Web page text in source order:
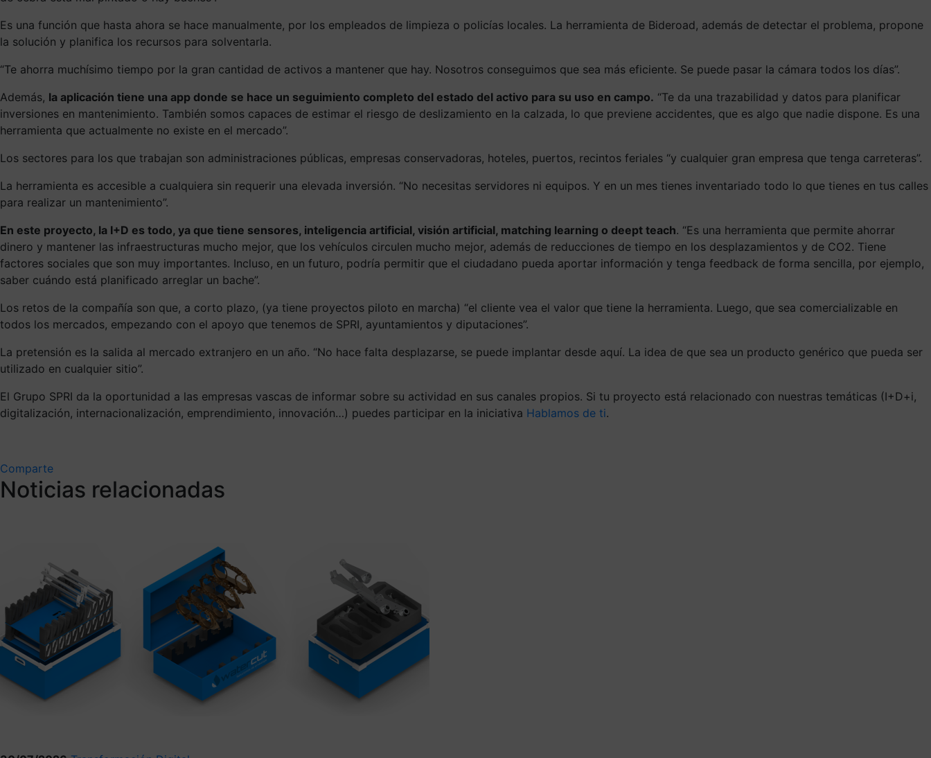
Es una función que hasta ahora se hace manualmente, por los empleados de limpieza o policías locales. La herramienta de Bideroad, además de detectar el problema, propone
la solución y planifica los recursos para solventarla.
“Te ahorra muchísimo tiempo por la gran cantidad de activos a mantener que hay. Nosotros conseguimos que sea más eficiente. Se puede pasar la cámara todos los días”.
Además, la aplicación tiene una app donde se hace un seguimiento completo del estado del activo para su uso en campo. “Te da una trazabilidad y datos para planificar
inversiones en mantenimiento. También somos capaces de estimar el riesgo de deslizamiento en la calzada, lo que previene accidentes, que es algo que nadie dispone. Es una
herramienta que actualmente no existe en el mercado”.
Los sectores para los que trabajan son administraciones públicas, empresas conservadoras, hoteles, puertos, recintos feriales “y cualquier gran empresa que tenga carreteras”.
La herramienta es accesible a cualquiera sin requerir una elevada inversión. “No necesitas servidores ni equipos. Y en un mes tienes inventariado todo lo que tienes en tus calles
para realizar un mantenimiento”.
En este proyecto, la I+D es todo, ya que tiene sensores, inteligencia artificial, visión artificial, matching learning o deept teach. “Es una herramienta que permite ahorrar
dinero y mantener las infraestructuras mucho mejor, que los vehículos circulen mucho mejor, además de reducciones de tiempo en los desplazamientos y de CO2. Tiene
factores sociales que son muy importantes. Incluso, en un futuro, podría permitir que el ciudadano pueda aportar información y tenga feedback de forma sencilla, por ejemplo,
saber cuándo está planificado arreglar un bache”.
Los retos de la compañía son que, a corto plazo, (ya tiene proyectos piloto en marcha) “el cliente vea el valor que tiene la herramienta. Luego, que sea comercializable en
todos los mercados, empezando con el apoyo que tenemos de SPRI, ayuntamientos y diputaciones”.
La pretensión es la salida al mercado extranjero en un año. “No hace falta desplazarse, se puede implantar desde aquí. La idea de que sea un producto genérico que pueda ser
utilizado en cualquier sitio”.
El Grupo SPRI da la oportunidad a las empresas vascas de informar sobre su actividad en sus canales propios. Si tu proyecto está relacionado con nuestras temáticas (I+D+i,
digitalización, internacionalización, emprendimiento, innovación…) puedes participar en la iniciativa Hablamos de ti.
Comparte
Noticias relacionadas